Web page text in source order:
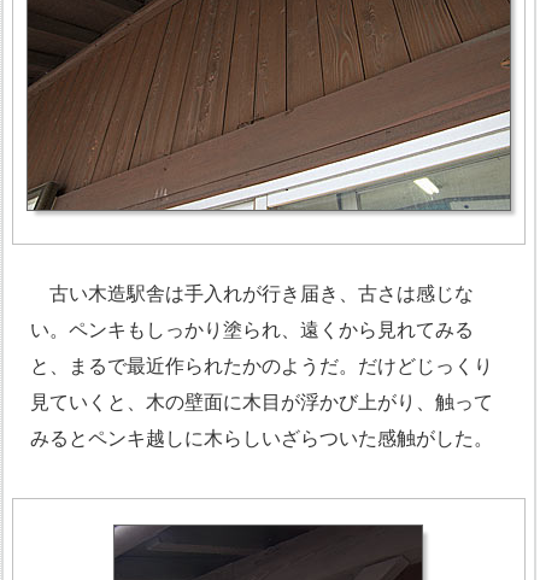
古い木造駅舎は手入れが行き届き、古さは感じな
い。ペンキもしっかり塗られ、遠くから見れてみる
と、まるで最近作られたかのようだ。だけどじっくり
見ていくと、木の壁面に木目が浮かび上がり、触って
みるとペンキ越しに木らしいざらついた感触がした。